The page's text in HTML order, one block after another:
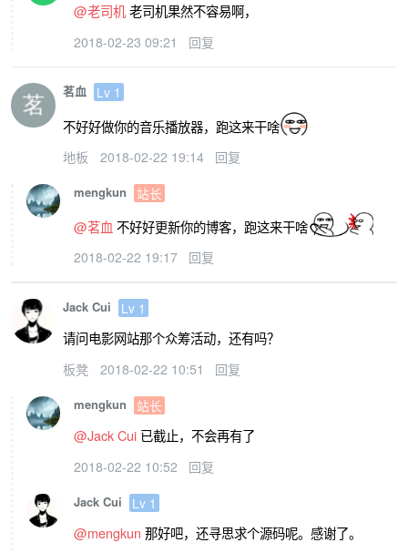
@老司机 老司机果然不容易啊，
2018-02-23 09:21 回复
茗血 Lv 1
不好好做你的音乐播放器，跑这来干啥
地板 2018-02-22 19:14 回复
mengkun 站长
@茗血 不好好更新你的博客，跑这来干啥
2018-02-22 19:17 回复
Jack Cui Lv 1
请问电影网站那个众筹活动，还有吗？
板凳 2018-02-22 10:51 回复
mengkun 站长
@Jack Cui 已截止，不会再有了
2018-02-22 10:52 回复
Jack Cui Lv 1
@mengkun 那好吧，还寻思求个源码呢。感谢了。